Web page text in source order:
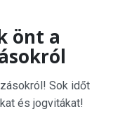
önt a
Sok időt
és jogvitákat!